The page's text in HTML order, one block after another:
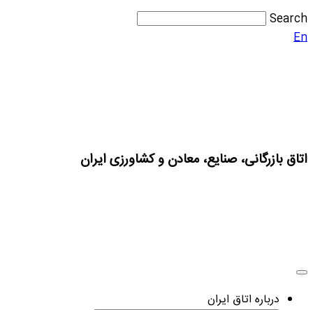
Search
En
اتاق بازرگانی، صنایع، معادن و کشاورزی ایران
درباره اتاق ایران